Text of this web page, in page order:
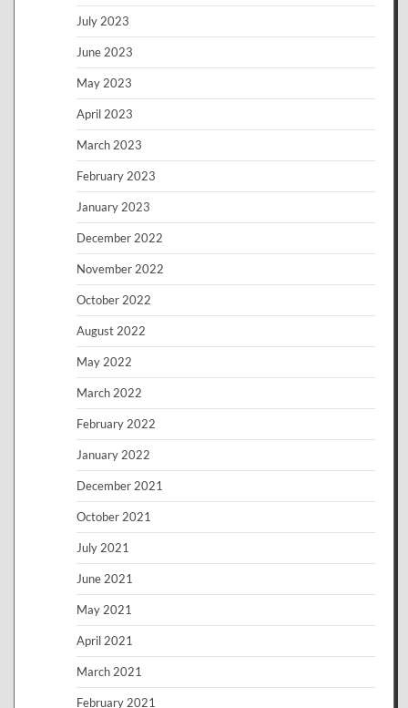
July 2023
June 2023
May 2023
April 2023
March 2023
February 2023
January 2023
December 2022
November 2022
October 2022
August 2022
May 2022
March 2022
February 2022
January 2022
December 2021
October 2021
July 2021
June 2021
May 2021
April 2021
March 2021
February 2021